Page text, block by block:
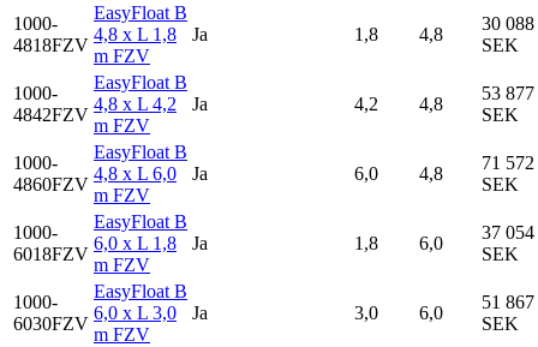
1000-
4818FZV
EasyFloat B
4,8 x L 1,8
m FZV
Ja 1,8 4,8
30 088
SEK
1000-
4842FZV
EasyFloat B
4,8 x L 4,2
m FZV
Ja 4,2 4,8
53 877
SEK
1000-
4860FZV
EasyFloat B
4,8 x L 6,0
m FZV
Ja 6,0 4,8
71 572
SEK
1000-
6018FZV
EasyFloat B
6,0 x L 1,8
m FZV
Ja 1,8 6,0
37 054
SEK
1000-
6030FZV
EasyFloat B
6,0 x L 3,0
m FZV
Ja 3,0 6,0
51 867
SEK